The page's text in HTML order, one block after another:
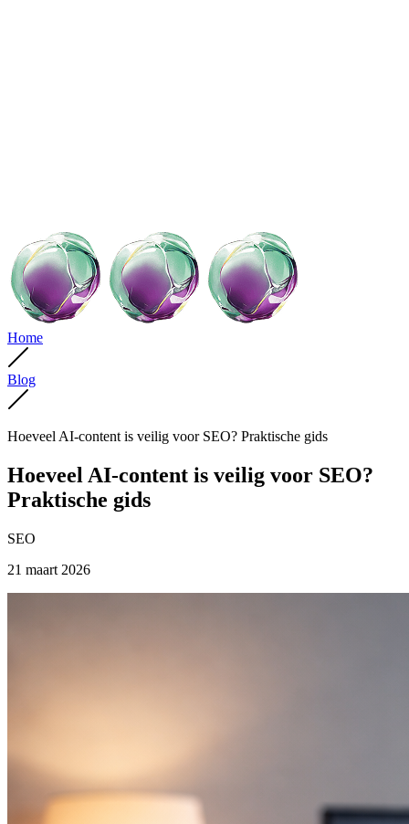
Home
Blog
Hoeveel AI-content is veilig voor SEO? Praktische gids
Hoeveel AI-content is veilig voor SEO?
Praktische gids
SEO
21 maart 2026